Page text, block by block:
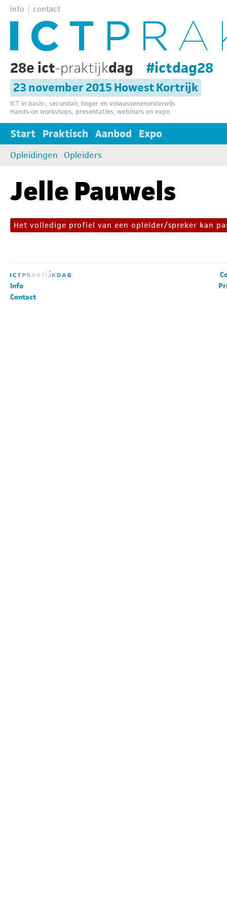
info contact
28e ict-praktijkdag #ictdag28
23 november 2015 Howest Kortrijk
ICT in basis-, secundair, hoger en volwassenenonderwijs
Hands-on workshops, presentaties, webinars en expo
Start Praktisch Aanbod Expo
Opleidingen Opleiders
Jelle Pauwels
Het volledige profiel van een opleider/spreker kan
Info
Contact